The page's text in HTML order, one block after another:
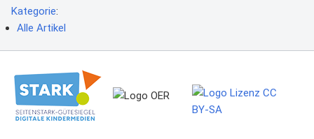
Kategorie:
Alle Artikel